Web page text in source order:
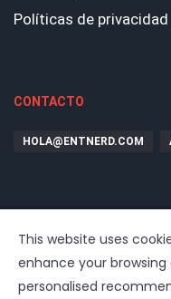
Políticas de privacidad
CONTACTO
HOLA@ENTNERD.COM
This website uses
enhance your
personalised